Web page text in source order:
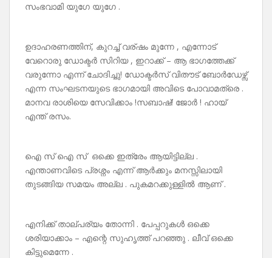
സംഭവാമി യുഗേ യുഗേ .
ഉദാഹരണത്തിന്, കുറച്ച് വര്ഷം മുന്നേ , എന്നോട്
വേറൊരു ഡോക്ടർ സിറിയ , ഇറാക്ക് – ആ ഭാഗത്തേക്ക്
വരുന്നോ എന്ന് ചോദിച്ചു! ഡോക്ടർസ് വിതൗട് ബോർഡേഴ്സ്
എന്ന സംഘടനയുടെ ഭാഗമായി അവിടെ പോവാമത്രെ .
മാനവ രാശിയെ സേവിക്കാം !സബാഷ്! ജോർ ! ഹായ്
എന്ത് രസം.
ഐ സ് ഐ സ് ഒക്കെ ഇത്രേം ആയിട്ടില്ല .
എന്താണവിടെ പ്രശ്നം എന്ന് ആർക്കും മനസ്സിലായി
തുടങ്ങിയ സമയം അല്ല . പുകമറക്കുള്ളിൽ ആണ് .
എനിക്ക് താല്പര്യം തോന്നി . പേപ്പറുകൾ ഒക്കെ
ശരിയാക്കാം – എന്റെ സുഹൃത്ത് പറഞ്ഞു . ലീവ് ഒക്കെ
കിട്ടുമെന്നേ .